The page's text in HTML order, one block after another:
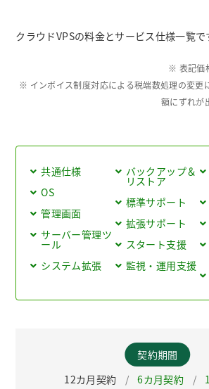
クラウドVPSの料金とサービス仕様一覧で
※ 表記価
※ インボイス制度対応による税端数処理の変更
額にずれが
共通仕様
OS
管理画面
サーバー管理ツ
ール
システム拡張
バックアップ＆
リストア
標準サポート
拡張サポート
スタート支援
監視・運用支援
12カ月契約 6カ月契約